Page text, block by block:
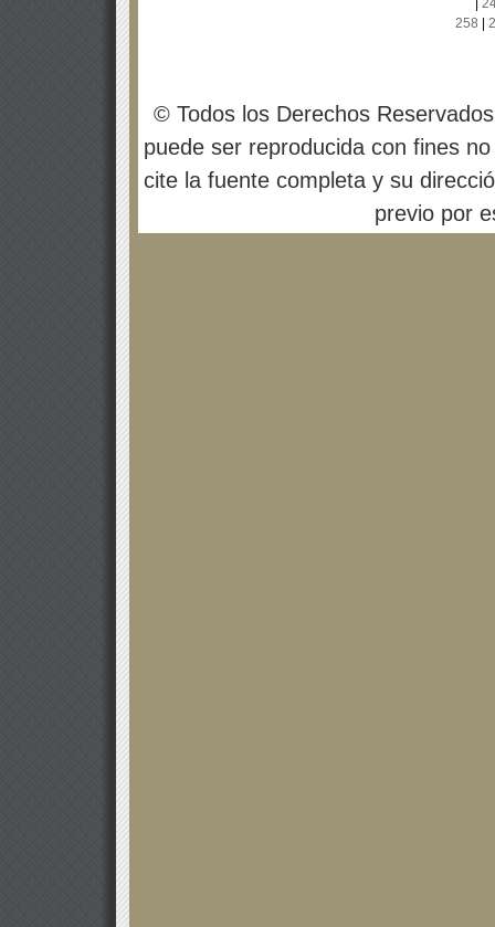
258
© Todos los Derechos
puede ser reproducida con fines
cite la fuente completa y su
previo por